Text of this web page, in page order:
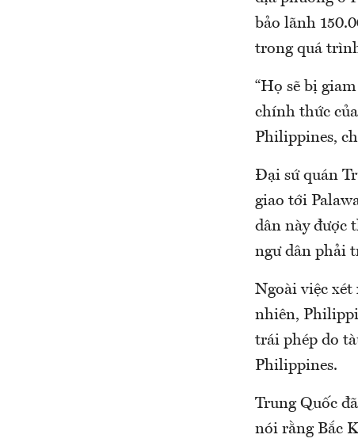
bảo lãnh
trong quá
“Họ sẽ bị
chính thức
Philippines,
Đại sứ quán
giao tới
dân này được
ngư dân phải
Ngoài việc xét
nhiên,
trái phép do
Philippines.
Trung Quốc
nói rằng Bắc